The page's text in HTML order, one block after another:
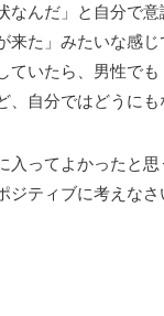
なんだ」と自分で
来た」みたいな感
ていたら、男性で
、自分ではどうに
入ってよかったと
ジティブに考えな